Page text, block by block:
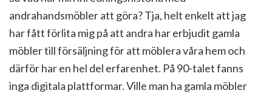
andrahandsmöbler att göra? Tja, helt enkelt att jag
har fått förlita mig på att andra har erbjudit gamla
möbler till försäljning för att möblera våra hem och
därför har en hel del erfarenhet. På 90-talet fanns
inga digitala plattformar. Ville man ha gamla möbler